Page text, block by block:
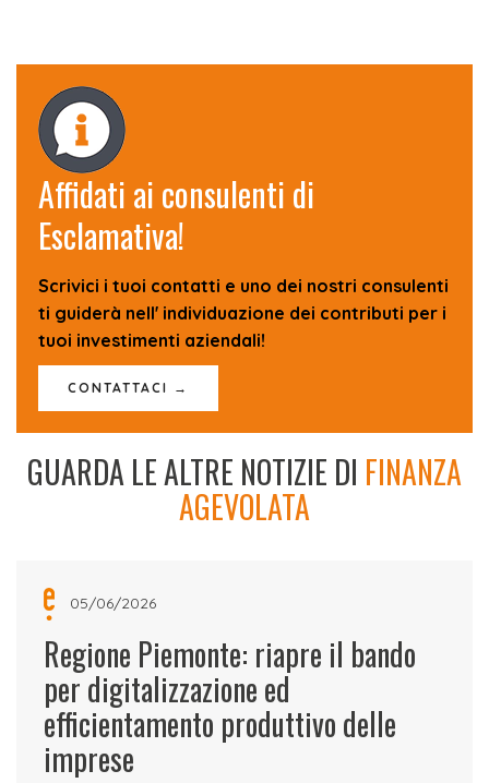
Affidati ai consulenti di
Esclamativa!
Scrivici i tuoi contatti e uno dei nostri consulenti
ti guiderà nell' individuazione dei contributi per i
tuoi investimenti aziendali!
CONTATTACI →
GUARDA LE ALTRE NOTIZIE DI FINANZA
AGEVOLATA
05/06/2026
Regione Piemonte: riapre il bando
per digitalizzazione ed
efficientamento produttivo delle
imprese